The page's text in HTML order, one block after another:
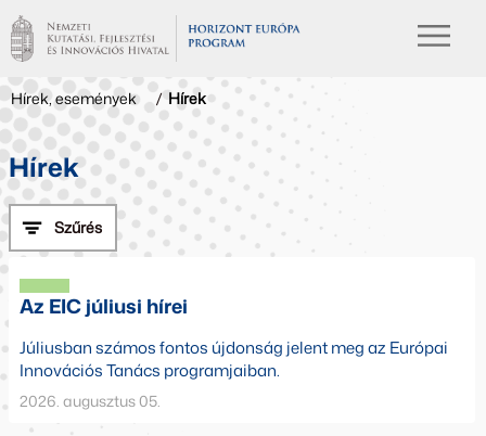
Hírek, események / Hírek
Hírek
Szűrés
Az EIC júliusi hírei
Júliusban számos fontos újdonság jelent meg az Európai
Innovációs Tanács programjaiban.
2026. augusztus 05.